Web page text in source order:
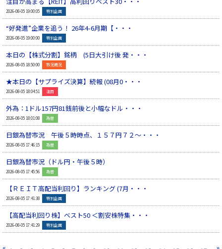
2026-08-05 19:00:05 特別企画
“好発進”企業を追う！ 26年4-6月期【・・・
2026-08-05 19:00:00 特別企画
本日の【株式分割】銘柄 (5日大引け後 発・・・
2026-08-05 18:50:00 市況概況
★本日の【サプライズ決算】続報 (08月0・・・
2026-08-05 18:04:51 注目
外為：1ドル157円81銭前後と小幅なドル・・・
2026-08-05 18:01:08 為替
日銀為替市況 午後５時時点、１５７円７２～・・・
2026-08-05 17:46:15 為替
日銀為替市況（ドル円・午後５時）
2026-08-05 17:45:56 為替
【ＲＥＩＴ高配当利回り】ランキング (7月・・・
2026-08-05 17:41:38 特別企画
【高配当利回り株】ベスト50 ＜割安株特集・・・
2026-08-05 17:41:29 特別企画